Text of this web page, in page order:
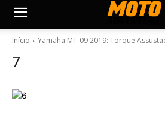
Início Yamaha MT-09 2019: Torque
7